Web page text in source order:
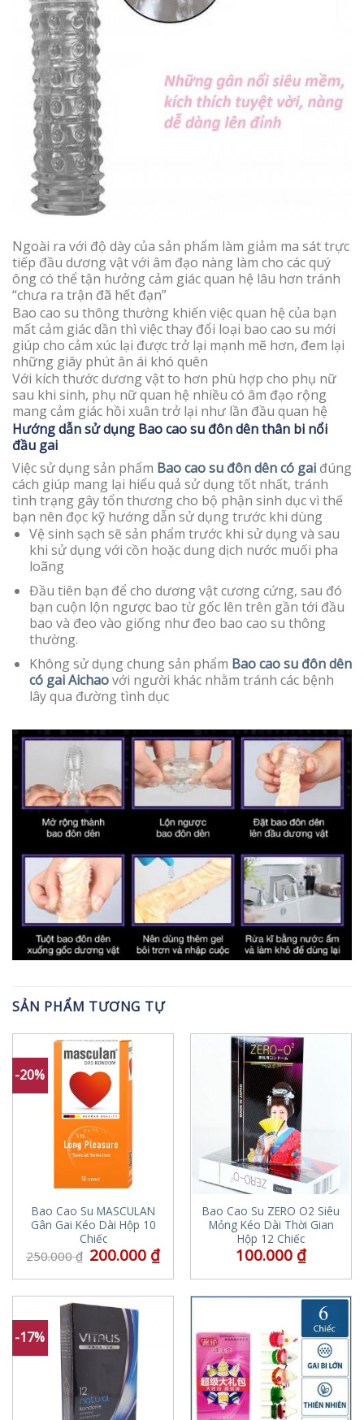
Ngoài ra với độ dày của sản phẩm làm giảm ma sát trực
tiếp đầu dương vật với âm đạo nàng làm cho các quý
ông có thể tận hưởng cảm giác quan hệ lâu hơn tránh
“chưa ra trận đã hết đạn”
Bao cao su thông thường khiến việc quan hệ của bạn
mất cảm giác dần thì việc thay đổi loại bao cao su mới
giúp cho cảm xúc lại được trở lại mạnh mẽ hơn, đem lại
những giây phút ân ái khó quên
Với kích thước dương vật to hơn phù hợp cho phụ nữ
sau khi sinh, phụ nữ quan hệ nhiều có âm đạo rộng
mang cảm giác hồi xuân trở lại như lần đầu quan hệ
Hướng dẫn sử dụng Bao cao su đôn dên thân bi nổi
đầu gai
Việc sử dụng sản phẩm Bao cao su đôn dên có gai đúng
cách giúp mang lại hiểu quả sử dụng tốt nhất, tránh
tình trạng gây tổn thương cho bộ phận sinh dục vì thế
bạn nên đọc kỹ hướng dẫn sử dụng trước khi dùng
Vệ sinh sạch sẽ sản phẩm trước khi sử dụng và sau
khi sử dụng với cồn hoặc dung dịch nước muối pha
loãng
Đầu tiên bạn để cho dương vật cương cứng, sau đó
bạn cuộn lộn ngược bao từ gốc lên trên gần tới đầu
bao và đeo vào giống như đeo bao cao su thông
thường.
Không sử dụng chung sản phẩm Bao cao su đôn dên
có gai Aichaovới người khác nhằm tránh các bệnh
lây qua đường tình dục
SẢN PHẨM TƯƠNG TỰ
-20%
Bao Cao Su MASCULAN
Gân Gai Kéo Dài Hộp 10
Chiếc
250.000₫ 200.000 ₫
Bao Cao Su ZERO O2 Siêu
Mỏng Kéo Dài Thời Gian
Hộp 12 Chiếc
100.000 ₫
-17%